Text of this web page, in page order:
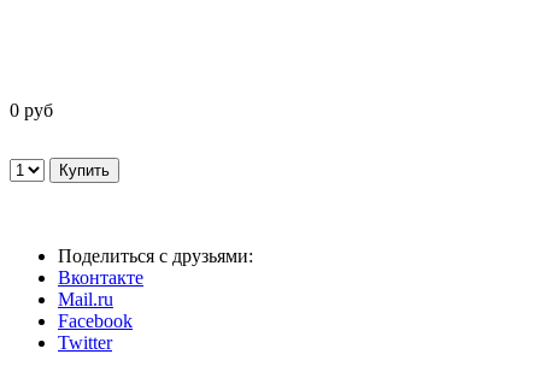
0 руб
Поделиться с друзьями:
Вконтакте
Mail.ru
Facebook
Twitter